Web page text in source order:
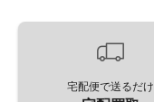
宅配便で送るだけ